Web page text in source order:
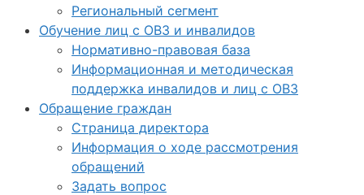
Региональный сегмент
Обучение лиц с ОВЗ и инвалидов
Нормативно-правовая база
Информационная и методическая
поддержка инвалидов и лиц с ОВЗ
Обращение граждан
Страница директора
Информация о ходе рассмотрения
обращений
Задать вопрос